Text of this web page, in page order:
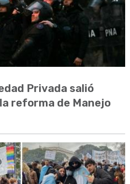
Privada salió
reforma de Manejo